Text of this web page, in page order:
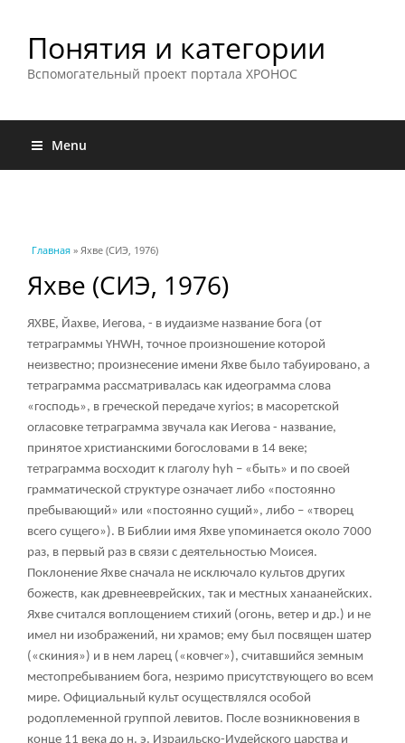
Понятия и категории
Вспомогательный проект портала ХРОНОС
Menu
Вы здесь
Главная » Яхве (СИЭ, 1976)
Яхве (СИЭ, 1976)
ЯХВЕ, Йахве, Иегова, - в иудаизме название бога (от
тетраграммы YHWH, точное произношение которой
неизвестно; произнесение имени Яхве было табуировано, а
тетраграмма рассматривалась как идеограмма слова
«господь», в греческой передаче xyrios; в масоретской
огласовке тетраграмма звучала как Иегова - название,
принятое христианскими богословами в 14 веке;
тетраграмма восходит к глаголу hyh – «быть» и по своей
грамматической структуре означает либо «постоянно
пребывающий» или «постоянно сущий», либо – «творец
всего сущего»). В Библии имя Яхве упоминается около 7000
раз, в первый раз в связи с деятельностью Моисея.
Поклонение Яхве сначала не исключало культов других
божеств, как древнееврейских, так и местных ханаанейских.
Яхве считался воплощением стихий (огонь, ветер и др.) и не
имел ни изображений, ни храмов; ему был посвящен шатер
(«скиния») и в нем ларец («ковчег»), считавшийся земным
местопребыванием бога, незримо присутствующего во всем
мире. Официальный культ осуществлялся особой
родоплеменной группой левитов. После возникновения в
конце 11 века до н. э. Израильско-Иудейского царства и